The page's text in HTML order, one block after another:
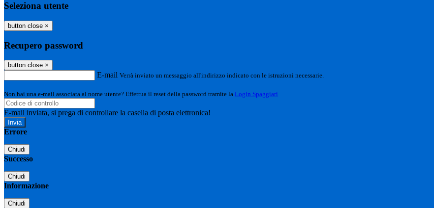
Seleziona utente
button close ×
Recupero password
button close ×
E-mail Verrà inviato un messaggio all'indirizzo indicato con le istruzioni necessarie.
Non hai una e-mail associata al nome utente? Effettua il reset della password tramite la Login Spaggiari
E-mail inviata, si prega di controllare la casella di posta elettronica!
Errore
Chiudi
Successo
Chiudi
Informazione
Chiudi